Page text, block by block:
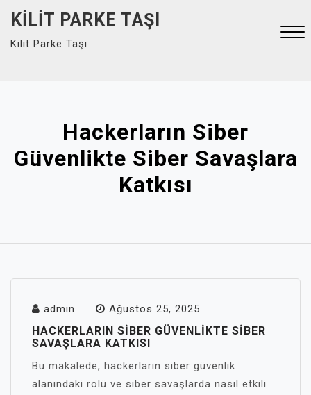
content
KILIT PARKE TAŞI
Kilit Parke Taşı
Hackerların Siber
Güvenlikte Siber Savaşlara
Katkısı
admin Ağustos 25, 2025
HACKERLARIN SIBER GÜVENLIKTE SIBER
SAVAŞLARA KATKISI
Bu makalede, hackerların siber güvenlik
alanındaki rolü ve siber savaşlarda nasıl etkili